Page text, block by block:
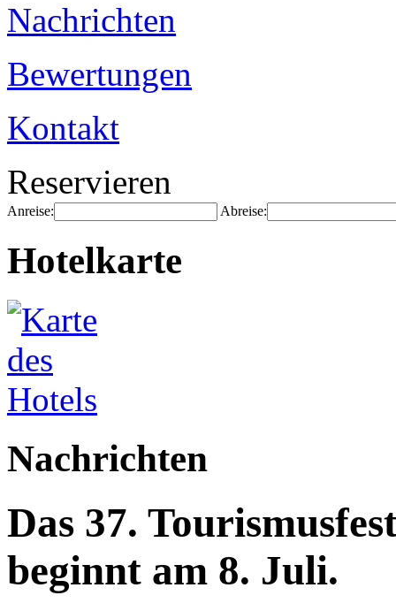
Nachrichten
Bewertungen
Kontakt
Reservieren
Anreise: Abreise:
Hotelkarte
Nachrichten
Das 37.
beginnt am 8. Juli.